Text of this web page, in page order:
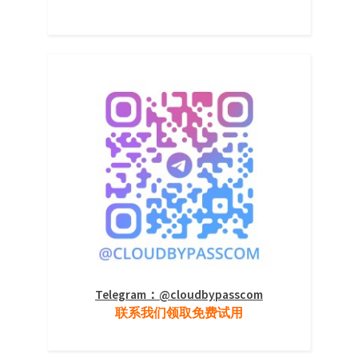
Telegram：@cloudbypasscom
联系我们领取免费试用